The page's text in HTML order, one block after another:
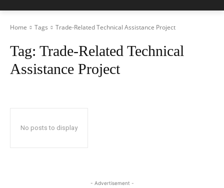
Home Tags Trade-Related Technical Assistance Project
Tag: Trade-Related Technical
Assistance Project
No posts to display
- Advertisement -